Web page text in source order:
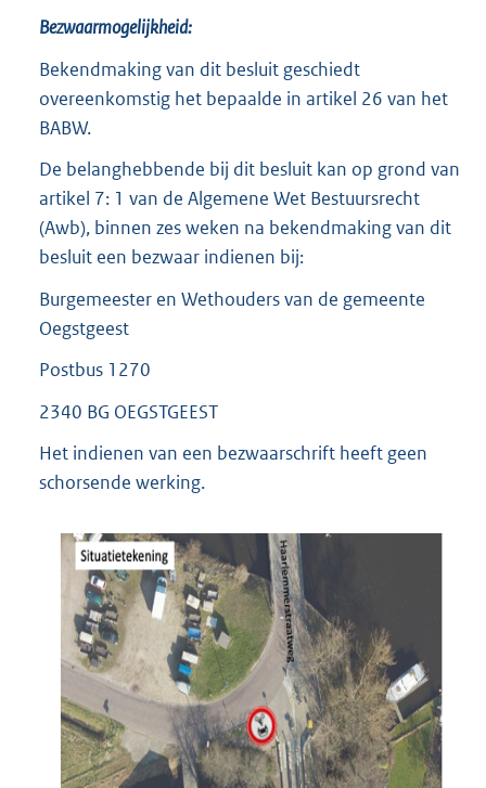
n
e
n
k
:
Bezwaarmogelijkheid:
Bekendmaking van dit besluit geschiedt
overeenkomstig het bepaalde in artikel 26 van het
BABW.
De belanghebbende bij dit besluit kan op grond van
artikel 7: 1 van de Algemene Wet Bestuursrecht
(Awb), binnen zes weken na bekendmaking van dit
besluit een bezwaar indienen bij:
Burgemeester en Wethouders van de gemeente
Oegstgeest
Postbus 1270
2340 BG OEGSTGEEST
Het indienen van een bezwaarschrift heeft geen
schorsende werking.